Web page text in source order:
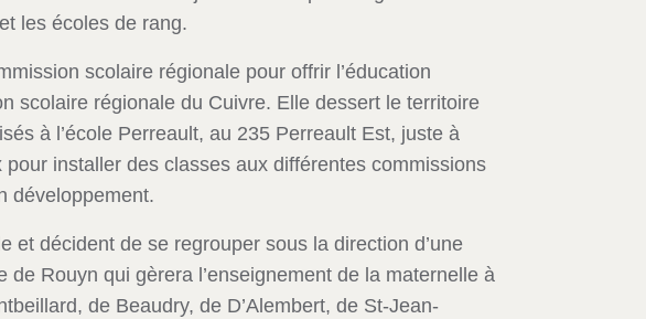
les écoles de rang.
scolaire régionale pour offrir l’éducation
scolaire régionale du Cuivre. Elle dessert le territoire
à l’école Perreault, au 235 Perreault Est, juste à
installer des classes aux différentes commissions
développement.
décident de se regrouper sous la direction d’une
Rouyn qui gèrera l’enseignement de la maternelle à
de Beaudry, de D’Alembert, de St-Jean-